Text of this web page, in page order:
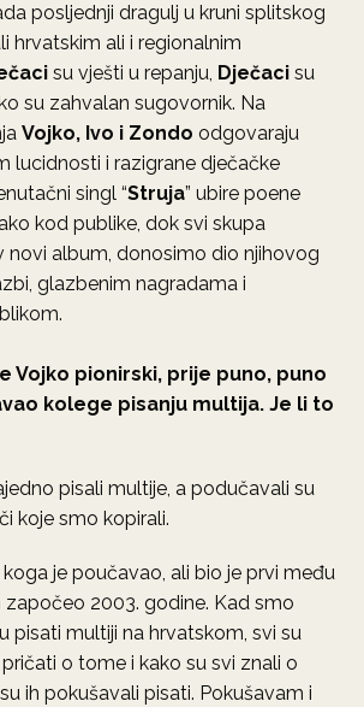
posljednji dragulj u kruni splitskog
hrvatskim ali i regionalnim
su vješti u repanju, Dječaci su
su zahvalan sugovornik. Na
Vojko, Ivo i Zondo odgovaraju
lucidnosti i razigrane dječačke
singl “Struja” ubire poene
kod publike, dok svi skupa
novi album, donosimo dio njihovog
glazbenim nagradama i
Vojko pionirski, prije puno, puno
kolege pisanju multija. Je li to
pisali multije, a podučavali su
koje smo kopirali.
je poučavao, ali bio je prvi među
započeo 2003. godine. Kad smo
pisati multiji na hrvatskom, svi su
o tome i kako su svi znali o
ih pokušavali pisati. Pokušavam i